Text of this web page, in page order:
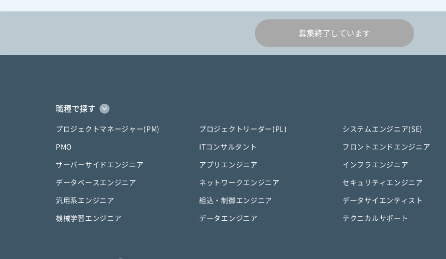
募集終了しています
職種で探す
プロジェクトマネージャー(PM) プロジェクトリーダー(PL) システムエンジニア(SE)
PMO ITコンサルタント フロントエンドエンジニア
サーバーサイドエンジニア アプリエンジニア インフラエンジニア
データベースエンジニア ネットワークエンジニア セキュリティエンジニア
汎用系エンジニア 組込・制御エンジニア データサイエンティスト
機械学習エンジニア データエンジニア テクニカルサポート